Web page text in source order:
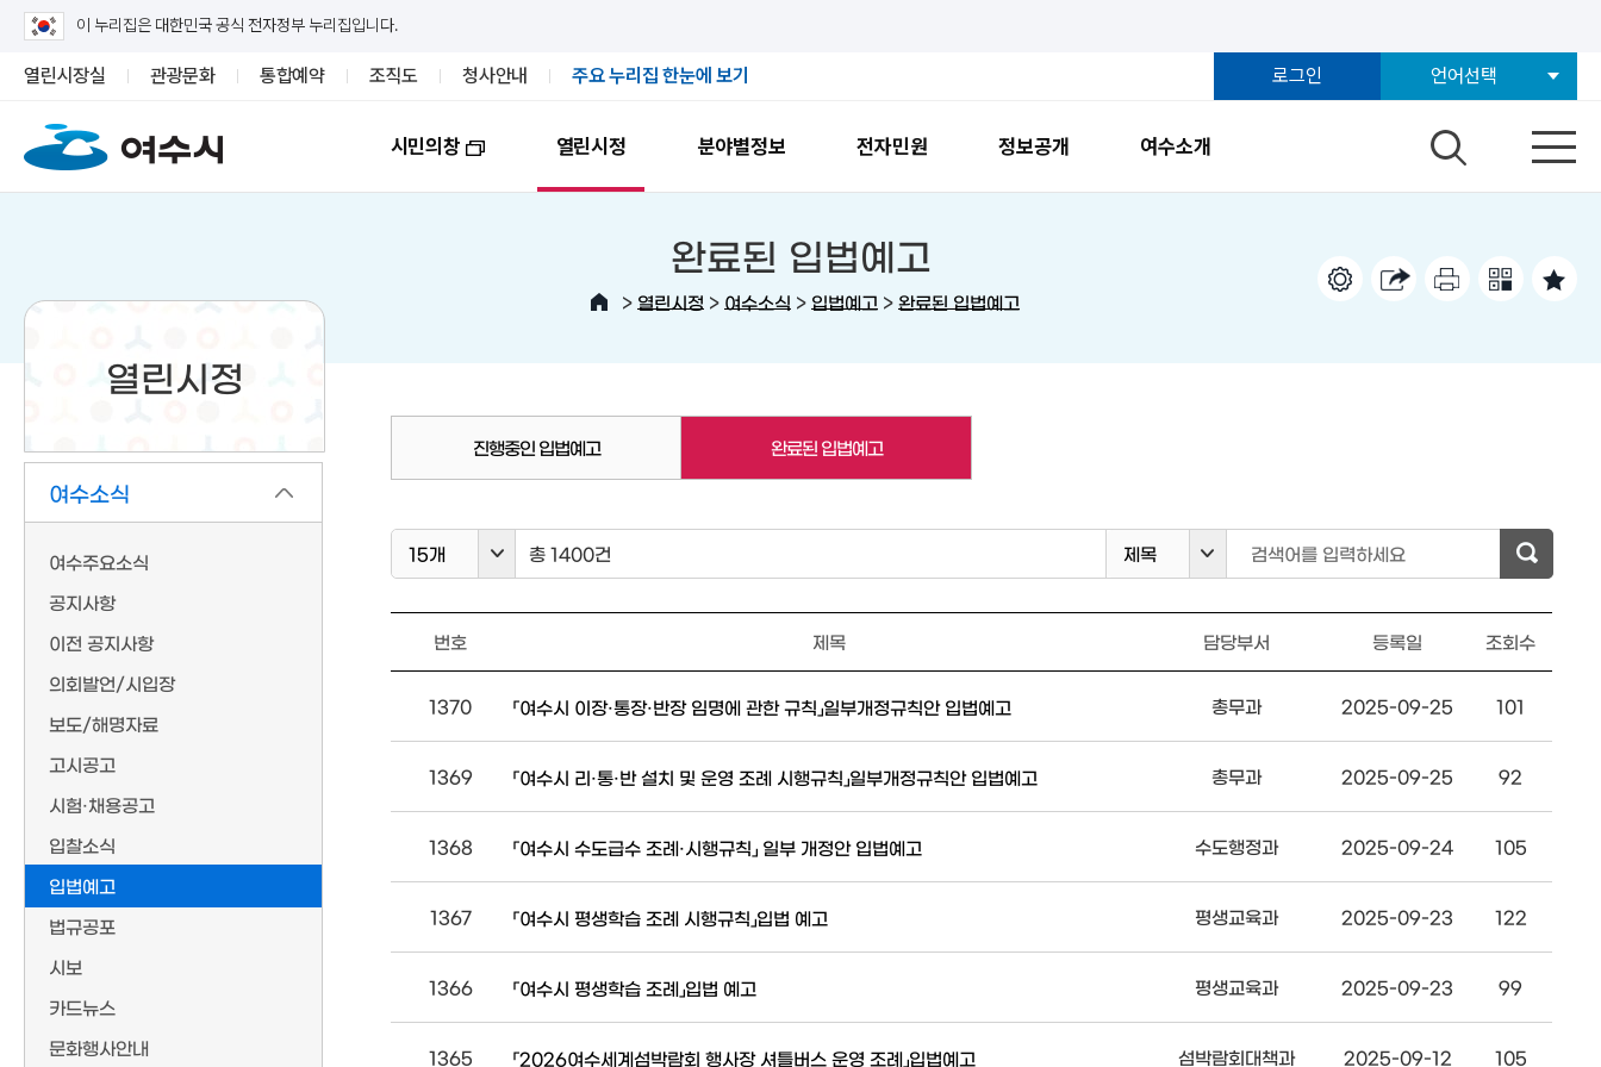
이 누리집은 대한민국 공식 전자정부 누리집입니다.
열린시장실 관광문화 통합예약 조직도 청사안내 주요 누리집 한눈에 보기 로그인 언어선택
시민의창 열린시정 분야별정보 전자민원 정보공개 여수소개
열린시정
여수소식
여수주요소식
공지사항
이전 공지사항
의회발언/시입장
보도/해명자료
고시공고
시험·채용공고
입찰소식
입법예고
법규공포
시보
카드뉴스
문화행사안내
완료된 입법예고
> 열린시정 > 여수소식 > 입법예고 > 완료된 입법예고
진행중인 입법예고 완료된 입법예고
15개 총 1400건 제목 검색어를 입력하세요
번호 제목 담당부서 등록일 조회수
1370 「여수시 이장·통장·반장 임명에 관한 규칙」일부개정규칙안 입법예고 총무과 2025-09-25 101
1369 「여수시 리·통·반 설치 및 운영 조례 시행규칙」일부개정규칙안 입법예고 총무과 2025-09-25 92
1368 「여수시 수도급수 조례·시행규칙」 일부 개정안 입법예고 수도행정과 2025-09-24 105
1367 「여수시 평생학습 조례 시행규칙」입법 예고 평생교육과 2025-09-23 122
1366 「여수시 평생학습 조례」입법 예고 평생교육과 2025-09-23 99
1365 「2026여수세계섬박람회 행사장 셔틀버스 운영 조례」입법예고 섬박람회대책과 2025-09-12 105